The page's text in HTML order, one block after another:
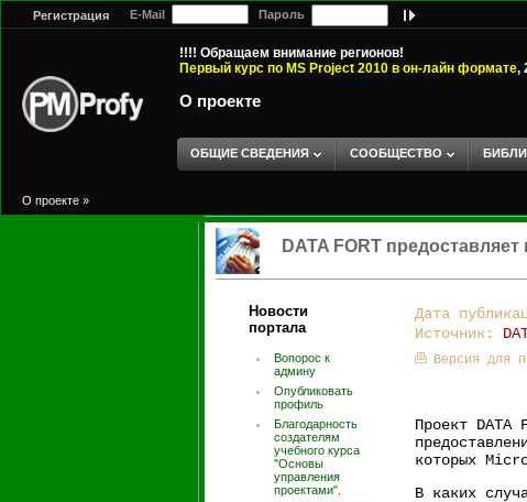
Регистрация E-Mail Пароль
!!!! Обращаем внимание регионов!
Первый курс по MS Project 2010 в он-лайн формате,
О проекте
ОБЩИЕ СВЕДЕНИЯ СООБЩЕСТВО
О проекте »
DATA FORT
Новости
портала
Вопорос к
админу
Опубликовать
профиль
Благодарность
создателям
учебного курса
"Основы
управления
проектами".
Дата
Источник:
Версия для
Проект
которых
В каких